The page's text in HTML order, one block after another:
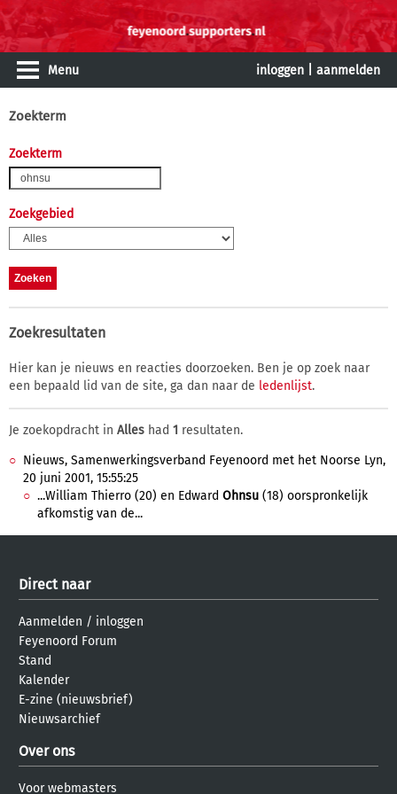
Menu inloggen aanmelden
Zoekterm
Zoekterm
Zoekgebied
Zoekresultaten
Hier kan je nieuws en reacties doorzoeken. Ben je op zoek naar
een bepaald lid van de site, ga dan naar de ledenlijst.
Je zoekopdracht in Alles had 1 resultaten.
Nieuws, Samenwerkingsverband Feyenoord met het Noorse Lyn,
20 juni 2001, 15:55:25
...William Thierro (20) en Edward Ohnsu (18) oorspronkelijk
afkomstig van de...
Direct naar
Aanmelden / inloggen
Feyenoord Forum
Stand
Kalender
E-zine (nieuwsbrief)
Nieuwsarchief
Over ons
Voor webmasters